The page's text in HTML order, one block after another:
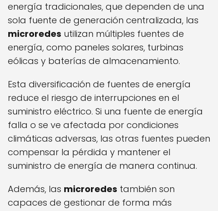
energía tradicionales, que dependen de una
sola fuente de generación centralizada, las
microredes utilizan múltiples fuentes de
energía, como paneles solares, turbinas
eólicas y baterías de almacenamiento.
Esta diversificación de fuentes de energía
reduce el riesgo de interrupciones en el
suministro eléctrico. Si una fuente de energía
falla o se ve afectada por condiciones
climáticas adversas, las otras fuentes pueden
compensar la pérdida y mantener el
suministro de energía de manera continua.
Además, las microredes también son
capaces de gestionar de forma más